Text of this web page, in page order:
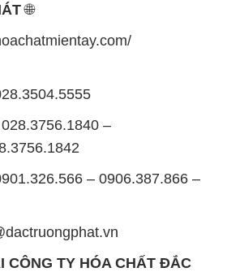
🌐
–
– 0906.387.866 –
CÔNG TY HÓA CHẤT ĐẮC